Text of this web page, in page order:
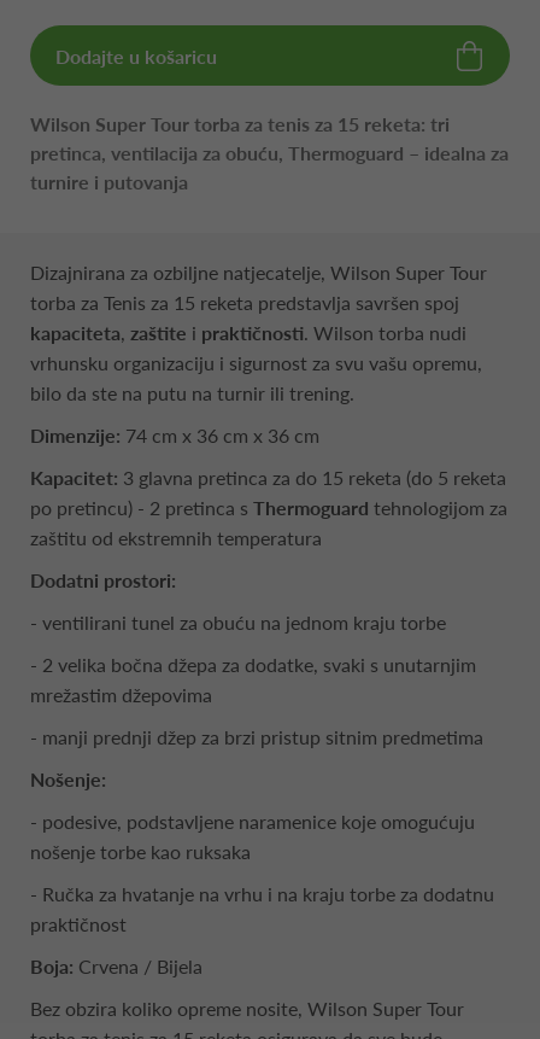
Dodajte u košaricu
Wilson Super Tour torba za tenis za 15 reketa: tri
pretinca, ventilacija za obuću, Thermoguard – idealna za
turnire i putovanja
Dizajnirana za ozbiljne natjecatelje, Wilson Super Tour
torba za Tenis za 15 reketa predstavlja savršen spoj
kapaciteta, zaštite i praktičnosti. Wilson torba nudi
vrhunsku organizaciju i sigurnost za svu vašu opremu,
bilo da ste na putu na turnir ili trening.
Dimenzije: 74 cm x 36 cm x 36 cm
Kapacitet: 3 glavna pretinca za do 15 reketa (do 5 reketa
po pretincu) - 2 pretinca s Thermoguard tehnologijom za
zaštitu od ekstremnih temperatura
Dodatni prostori:
- ventilirani tunel za obuću na jednom kraju torbe
- 2 velika bočna džepa za dodatke, svaki s unutarnjim
mrežastim džepovima
- manji prednji džep za brzi pristup sitnim predmetima
Nošenje:
- podesive, podstavljene naramenice koje omogućuju
nošenje torbe kao ruksaka
- Ručka za hvatanje na vrhu i na kraju torbe za dodatnu
praktičnost
Boja: Crvena / Bijela
Bez obzira koliko opreme nosite, Wilson Super Tour